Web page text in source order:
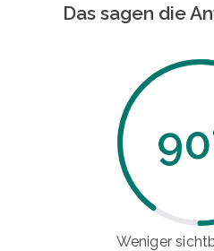
Das sagen die
90
Weniger